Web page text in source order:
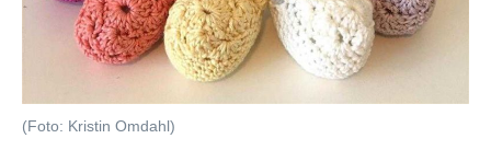
(Foto: Kristin Omdahl)